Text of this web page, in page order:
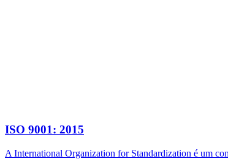
ISO 9001: 2015
A International Organization for Standardization é um